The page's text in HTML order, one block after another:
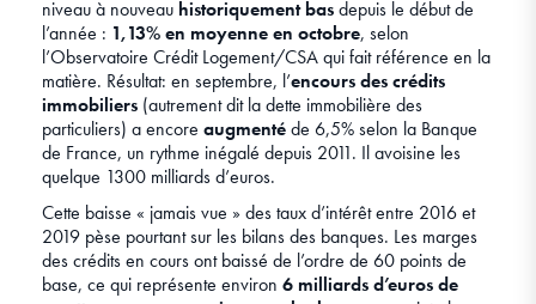
niveau à nouveau historiquement basdepuis le début de
l’année : 1,13% en moyenne en octobre, selon
l’Observatoire Crédit Logement/CSA qui fait référence en la
matière. Résultat: en septembre, l’encours des crédits
immobiliers (autrement dit la dette immobilière des
particuliers) a encore augmentéde 6,5% selon la Banque
de France, un rythme inégalé depuis 2011. Il avoisine les
quelque 1300 milliards d’euros.
Cette baisse « jamais vue » des taux d’intérêt entre 2016 et
2019 pèse pourtant sur les bilans des banques. Les marges
des crédits en cours ont baissé de l’ordre de 60 points de
base, ce qui représente environ 6 milliards d’euros de